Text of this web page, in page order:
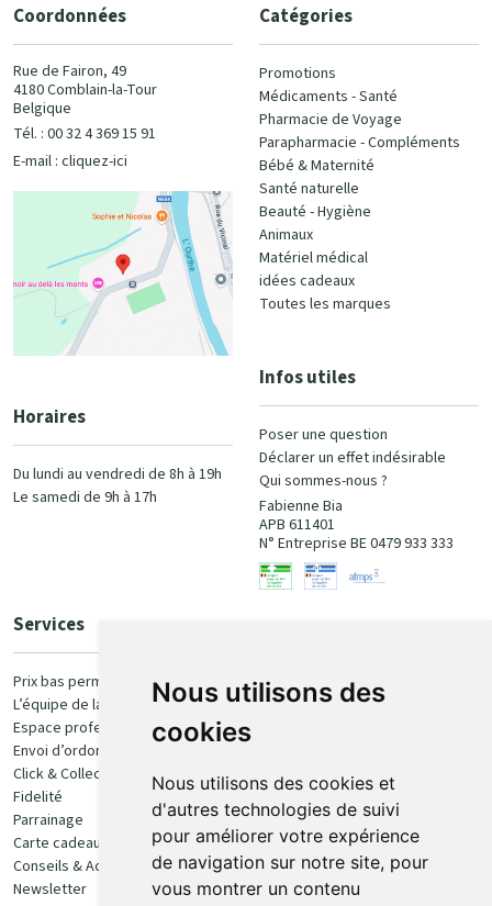
Nous utilisons des
cookies
Nous utilisons des cookies et
d'autres technologies de suivi
pour améliorer votre expérience
de navigation sur notre site, pour
vous montrer un contenu
Coordonnées
Rue de Fairon, 49
4180 Comblain-la-Tour
Belgique
Tél. : 00 32 4 369 15 91
E-mail : cliquez-ici
Horaires
Du lundi au vendredi de 8h à 19h
Le samedi de 9h à 17h
Catégories
Promotions
Médicaments - Santé
Pharmacie de Voyage
Parapharmacie - Compléments
Bébé & Maternité
Santé naturelle
Beauté - Hygiène
Animaux
Matériel médical
idées cadeaux
Toutes les marques
Infos utiles
Poser une question
Déclarer un effet indésirable
Qui sommes-nous ?
Fabienne Bia
APB 611401
N° Entreprise BE 0479 933 333
Services
Prix bas permanent
L’équipe de la pharmacie
Espace professionnel
Envoi d’ordonnance
Click & Collect
Fidelité
Parrainage
Carte cadeau
Conseils & Actualités
Newsletter
100% sécurisé
Retrait et livraison